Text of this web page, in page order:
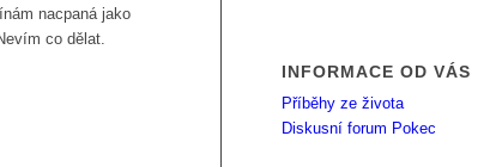
nacpaná jako
co dělat.
INFORMACE OD VÁS
Příběhy ze života
Diskusní forum Pokec